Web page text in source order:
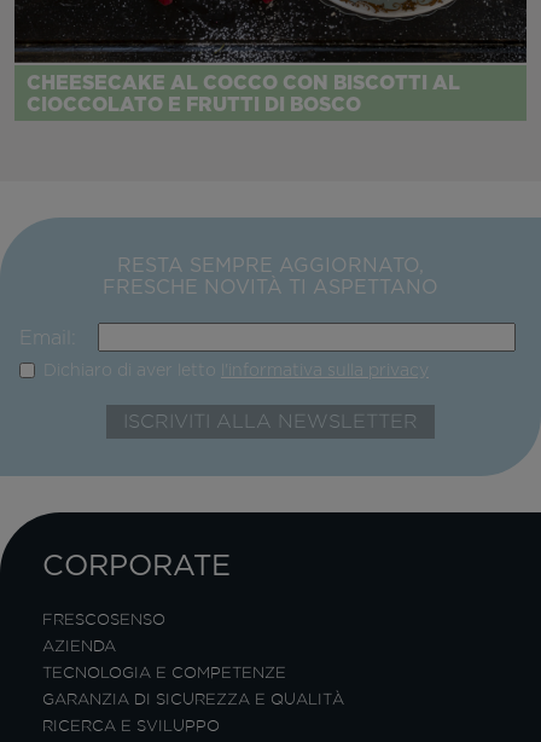
CHEESECAKE AL COCCO CON BISCOTTI AL
CIOCCOLATO E FRUTTI DI BOSCO
RESTA SEMPRE AGGIORNATO,
FRESCHE NOVITÀ TI ASPETTANO
Email:
Dichiaro di aver letto l'informativa sulla privacy
CORPORATE
FRESCOSENSO
AZIENDA
TECNOLOGIA E COMPETENZE
GARANZIA DI SICUREZZA E QUALITÀ
RICERCA E SVILUPPO